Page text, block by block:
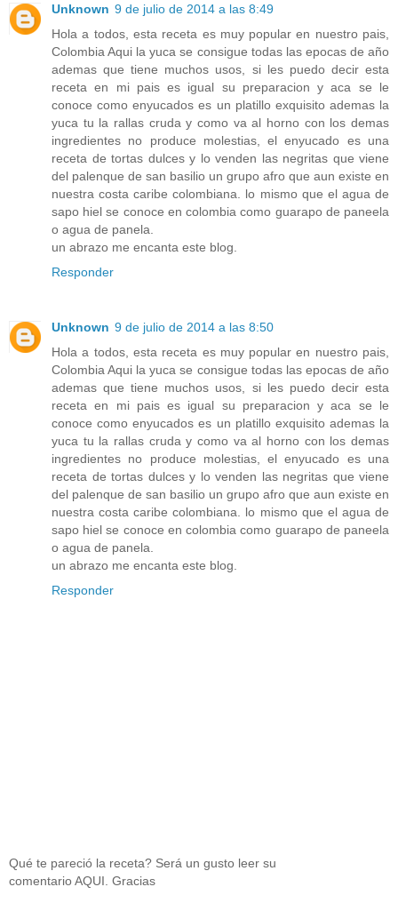
Unknown 9 de julio de 2014 a las 8:49
Hola a todos, esta receta es muy popular en nuestro pais,
Colombia Aqui la yuca se consigue todas las epocas de año
ademas que tiene muchos usos, si les puedo decir esta
receta en mi pais es igual su preparacion y aca se le
conoce como enyucados es un platillo exquisito ademas la
yuca tu la rallas cruda y como va al horno con los demas
ingredientes no produce molestias, el enyucado es una
receta de tortas dulces y lo venden las negritas que viene
del palenque de san basilio un grupo afro que aun existe en
nuestra costa caribe colombiana. lo mismo que el agua de
sapo hiel se conoce en colombia como guarapo de paneela
o agua de panela.
un abrazo me encanta este blog.
Responder
Unknown 9 de julio de 2014 a las 8:50
Hola a todos, esta receta es muy popular en nuestro pais,
Colombia Aqui la yuca se consigue todas las epocas de año
ademas que tiene muchos usos, si les puedo decir esta
receta en mi pais es igual su preparacion y aca se le
conoce como enyucados es un platillo exquisito ademas la
yuca tu la rallas cruda y como va al horno con los demas
ingredientes no produce molestias, el enyucado es una
receta de tortas dulces y lo venden las negritas que viene
del palenque de san basilio un grupo afro que aun existe en
nuestra costa caribe colombiana. lo mismo que el agua de
sapo hiel se conoce en colombia como guarapo de paneela
o agua de panela.
un abrazo me encanta este blog.
Responder
Qué te pareció la receta? Será un gusto leer su
comentario AQUI. Gracias